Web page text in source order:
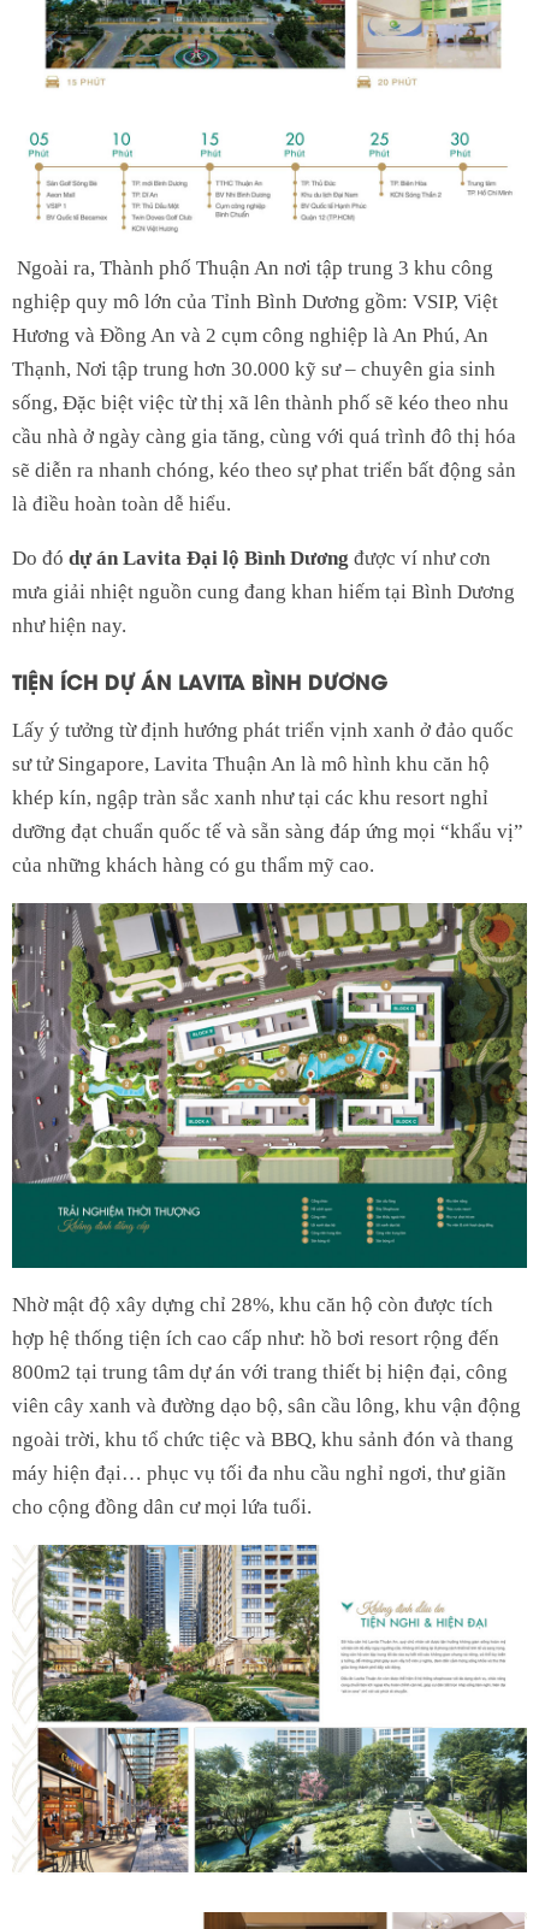
Ngoài ra, Thành phố Thuận An nơi tập trung 3 khu công
nghiệp quy mô lớn của Tỉnh Bình Dương gồm: VSIP, Việt
Hương và Đồng An và 2 cụm công nghiệp là An Phú, An
Thạnh, Nơi tập trung hơn 30.000 kỹ sư – chuyên gia sinh
sống, Đặc biệt việc từ thị xã lên thành phố sẽ kéo theo nhu
cầu nhà ở ngày càng gia tăng, cùng với quá trình đô thị hóa
sẽ diễn ra nhanh chóng, kéo theo sự phat triển bất động sản
là điều hoàn toàn dễ hiểu.
Do đó dự án Lavita Đại lộ Bình Dương được ví như cơn
mưa giải nhiệt nguồn cung đang khan hiếm tại Bình Dương
như hiện nay.
TIỆN ÍCH DỰ ÁN LAVITA BÌNH DƯƠNG
Lấy ý tưởng từ định hướng phát triển vịnh xanh ở đảo quốc
sư tử Singapore, Lavita Thuận An là mô hình khu căn hộ
khép kín, ngập tràn sắc xanh như tại các khu resort nghỉ
dưỡng đạt chuẩn quốc tế và sẵn sàng đáp ứng mọi “khẩu vị”
của những khách hàng có gu thẩm mỹ cao.
Nhờ mật độ xây dựng chỉ 28%, khu căn hộ còn được tích
hợp hệ thống tiện ích cao cấp như: hồ bơi resort rộng đến
800m2 tại trung tâm dự án với trang thiết bị hiện đại, công
viên cây xanh và đường dạo bộ, sân cầu lông, khu vận động
ngoài trời, khu tổ chức tiệc và BBQ, khu sảnh đón và thang
máy hiện đại… phục vụ tối đa nhu cầu nghỉ ngơi, thư giãn
cho cộng đồng dân cư mọi lứa tuổi.